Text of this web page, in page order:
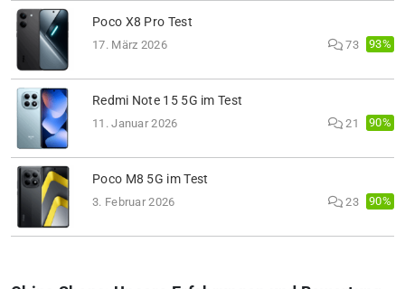
Poco X8 Pro Test
17. März 2026 73 93%
Redmi Note 15 5G im Test
11. Januar 2026 21 90%
Poco M8 5G im Test
3. Februar 2026 23 90%